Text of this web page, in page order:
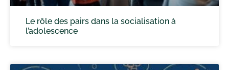
Le rôle des pairs dans la socialisation à
l’adolescence